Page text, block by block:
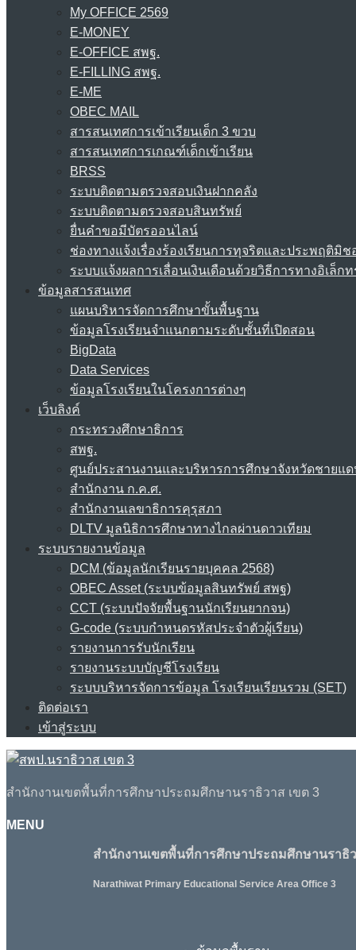
My OFFICE 2569
E-MONEY
E-OFFICE สพฐ.
E-FILLING สพฐ.
E-ME
OBEC MAIL
สารสนเทศการเข้าเรียนเด็ก 3 ขวบ
สารสนเทศการเกณฑ์เด็กเข้าเรียน
BRSS
ระบบติดตามตรวจสอบเงินฝากคลัง
ระบบติดตามตรวจสอบสินทรัพย์
ยื่นคำขอมีบัตรออนไลน์
ช่องทางแจ้งเรื่องร้องเรียนการทุจริตและประพฤติมิช
ระบบแจ้งผลการเลื่อนเงินเดือนด้วยวิธีการทางอิเล็ก
ข้อมูลสารสนเทศ
แผนบริหารจัดการศึกษาขั้นพื้นฐาน
ข้อมูลโรงเรียนจำแนกตามระดับชั้นที่เปิดสอน
BigData
Data Services
ข้อมูลโรงเรียนในโครงการต่างๆ
เว็บลิงค์
กระทรวงศึกษาธิการ
สพฐ.
ศูนย์ประสานงานและบริหารการศึกษาจังหวัดชายแ
สำนักงาน ก.ค.ศ.
สำนักงานเลขาธิการคุรุสภา
DLTV มูลนิธิการศึกษาทางไกลผ่านดาวเทียม
ระบบรายงานข้อมูล
DCM (ข้อมูลนักเรียนรายบุคคล 2568)
OBEC Asset (ระบบข้อมูลสินทรัพย์ สพฐ)
CCT (ระบบปัจจัยพื้นฐานนักเรียนยากจน)
G-code (ระบบกำหนดรหัสประจำตัวผู้เรียน)
รายงานการรับนักเรียน
รายงานระบบบัญชีโรงเรียน
ระบบบริหารจัดการข้อมูล โรงเรียนเรียนรวม (SET)
ติดต่อเรา
เข้าสู่ระบบ
สำนักงานเขตพื้นที่การศึกษาประถมศึกษานราธิวาส เขต 3
MENU
สำนักงานเขตพื้นที่การศึกษาประถมศึกษานราธิว
Narathiwat Primary Educational Service Area Office 3